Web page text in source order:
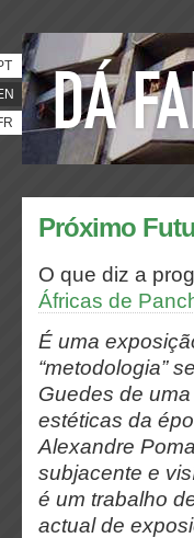
Próximo
O que diz a
Áfricas de
É uma
“metodologia”
Guedes de
estéticas da
Alexandre
subjacente e
é um trabalho
actual de